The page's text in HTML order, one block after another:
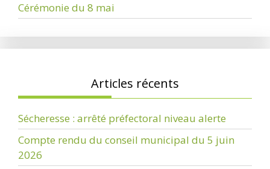
Cérémonie du 8 mai
Articles récents
Sécheresse : arrêté préfectoral niveau alerte
Compte rendu du conseil municipal du 5 juin
2026